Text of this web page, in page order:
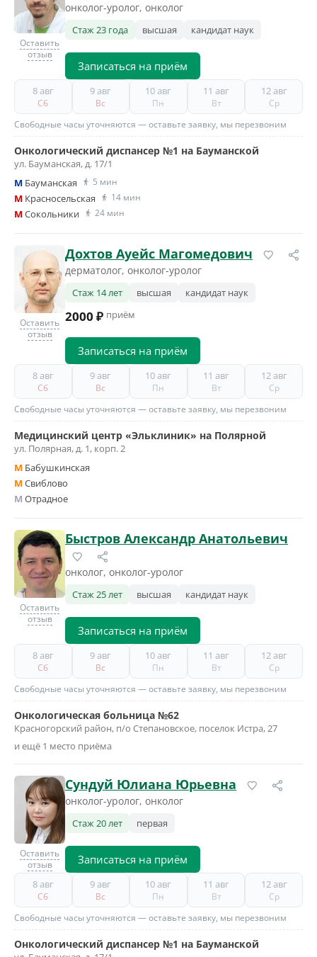
Оставить
отзыв
онколог-уролог, онколог
Стаж 23 года высшая кандидат наук
Записаться на приём
8 авг
Сб
9 авг
Вс
10 авг
Пн
11 авг
Вт
12 авг
Ср
Свободные часы уточняются — оставьте заявку, мы перезвоним
Онкологический диспансер №1 на Бауманской
ул. Бауманская, д. 17/1
M Бауманская 5 мин
M Красносельская 14 мин
MСокольники 24 мин
Оставить
отзыв
Дохтов Ауейс Магомедович
дерматолог, онколог-уролог
Стаж 14 лет высшая кандидат наук
2000 ₽ приём
Записаться на приём
8 авг
Сб
9 авг
Вс
10 авг
Пн
11 авг
Вт
12 авг
Ср
Свободные часы уточняются — оставьте заявку, мы перезвоним
Медицинский центр «Эльклиник» на Полярной
ул. Полярная, д. 1, корп. 2
M Бабушкинская
MСвиблово
M Отрадное
Оставить
отзыв
Быстров Александр Анатольевич
онколог, онколог-уролог
Стаж 25 лет высшая кандидат наук
Записаться на приём
8 авг
Сб
9 авг
Вс
10 авг
Пн
11 авг
Вт
12 авг
Ср
Свободные часы уточняются — оставьте заявку, мы перезвоним
Онкологическая больница №62
Красногорский район, п/о Степановское, поселок Истра, 27
и ещё 1 место приёма
Оставить
отзыв
Сундуй Юлиана Юрьевна
онколог-уролог, онколог
Стаж 20 лет первая
Записаться на приём
8 авг
Сб
9 авг
Вс
10 авг
Пн
11 авг
Вт
12 авг
Ср
Свободные часы уточняются — оставьте заявку, мы перезвоним
Онкологический диспансер №1 на Бауманской